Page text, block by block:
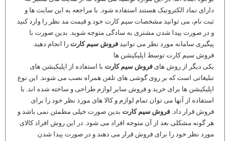
دارای نماد الکترونیک هستند استفاده شود. با مراجعه به این سایت ها و
ثبت نام، می توانید مشخصات سیم کارت خود و قیمت مد نظر را وارد کنید
و در صورت پیدا شدن مشتری به سادگی متوجه شوید. بدین صورت با
پیگیری سامانه مورد نظر می توانید فروش سیم کارت را انجام دهید.
فروش سیم کارت توسط اپلیکیشن ها
یکی دیگر از روش های فروش سیم کارت با استفاده از اپلیکیشن های
تبلیغاتی است که بر روی گوشی های تلفن همراه نصب می شوند. این نوع
اپلیکیشن ها برای خرید و فروش سایر لوازم طراحی و ساخته شده اند. با
استفاده از آنها می توان تمام لوازم و کالا های مورد نظر خود را برای
فروش قرار داد. فروش سیم کارت بدین صورت خیلی مطمئن نمی باشد و
هر گونه مشکلی بعد از آن متوجه افراد می شود. در این روش افراد کالای
مورد نظر خود را برای فروش قرار می دهند و در صورت پیدا شدن